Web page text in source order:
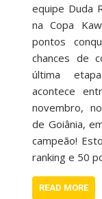
equipe Duda
na Copa
pontos
chances de
última
acontece
novembro,
de Goiânia,
campeão!
ranking e 50
READ MORE